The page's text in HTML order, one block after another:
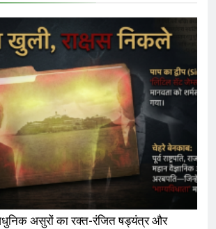
असुरों का रक्त-रंजित षड्यंत्र और